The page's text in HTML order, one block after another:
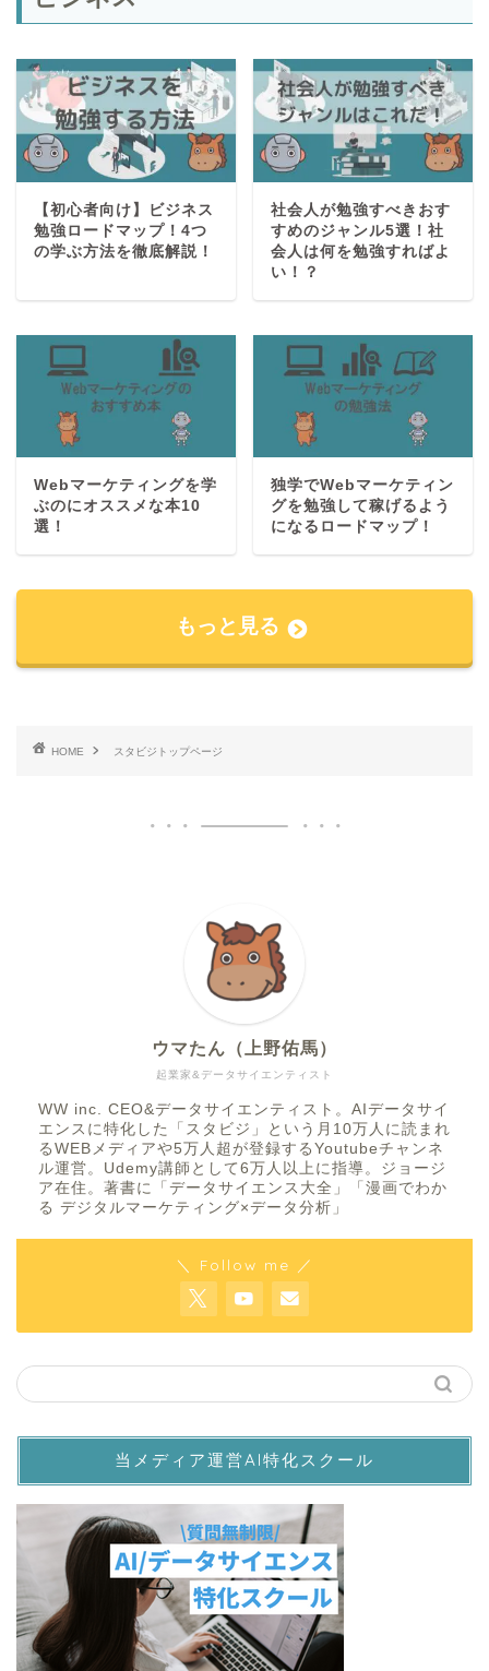
【初心者向け】ビジネス
勉強ロードマップ！4つ
の学ぶ方法を徹底解説！
社会人が勉強すべきおす
すめのジャンル5選！社
会人は何を勉強すればよ
い！？
Webマーケティングを学
ぶのにオススメな本10
選！
独学でWebマーケティン
グを勉強して稼げるよう
になるロードマップ！
もっと見る
HOME スタビジトップページ
起業家&データサイエンティスト
ウマたん（上野佑馬）
WW inc. CEO&データサイエンティスト。AIデータサイ
エンスに特化した「スタビジ」という月10万人に読まれ
るWEBメディアや5万人超が登録するYoutubeチャンネ
ル運営。Udemy講師として6万人以上に指導。ジョージ
ア在住。著書に「データサイエンス大全」「漫画でわか
る デジタルマーケティング×データ分析」
＼ Follow me ／
当メディア運営AI特化スクール